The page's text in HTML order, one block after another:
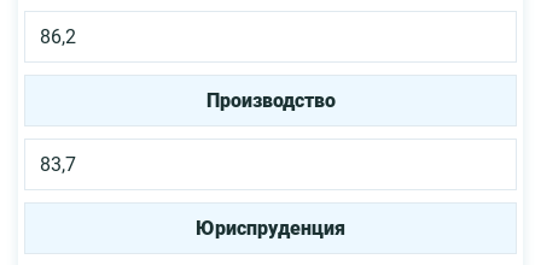
86,2
Производство
83,7
Юриспруденция